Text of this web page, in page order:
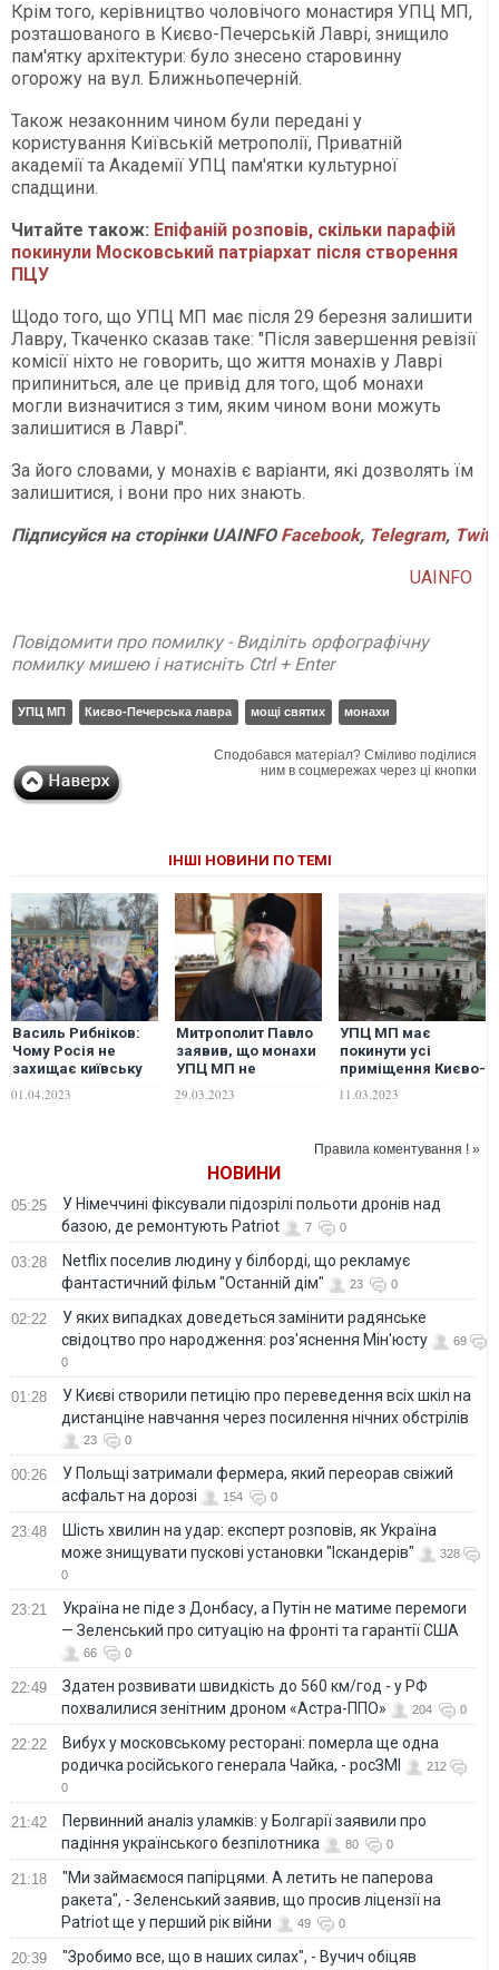
Крім того, керівництво чоловічого монастиря УПЦ МП,
розташованого в Києво-Печерській Лаврі, знищило
пам'ятку архітектури: було знесено старовинну
огорожу на вул. Ближньопечерній.
Також незаконним чином були передані у
користування Київській метрополії, Приватній
академії та Академії УПЦ пам'ятки культурної
спадщини.
Читайте також: Епіфаній розповів, скільки парафій
покинули Московський патріархат після створення
ПЦУ
Щодо того, що УПЦ МП має після 29 березня залишити
Лавру, Ткаченко сказав таке: "Після завершення ревізії
комісії ніхто не говорить, що життя монахів у Лаврі
припиниться, але це привід для того, щоб монахи
могли визначитися з тим, яким чином вони можуть
залишитися в Лаврі".
За його словами, у монахів є варіанти, які дозволять їм
залишитися, і вони про них знають.
Підписуйся на сторінки UAINFO Facebook, Telegram,
UAINFO
Повідомити про помилку - Виділіть орфографічну
помилку мишею і натисніть Ctrl + Enter
УПЦ МП Києво-Печерська лавра мощі святих монахи
Сподобався матеріал? Сміливо поділися
ним в соцмережах через ці кнопки
ІНШІ НОВИНИ ПО ТЕМІ
Василь Рибніков:
Чому Росія не
захищає київську
захоплення
01.04.2023
Митрополит Павло
заявив, що монахи
УПЦ МП не
залишати Києво-
29.03.2023
УПЦ МП має
покинути усі
приміщення Києво-
"філія" РПЦ
"збережений
11.03.2023
Правила коментування ! »
НОВИНИ
05:25
У Німеччині фіксували підозрілі польоти дронів над
базою, де ремонтують Patriot
7 0
03:28
Netflix поселив людину у білборді, що рекламує
фантастичний фільм "Останній дім"
23 0
02:22
У яких випадках доведеться замінити радянське
свідоцтво про народження: роз'яснення Мін'юсту
69
0
01:28
У Києві створили петицію про переведення всіх шкіл на
дистанціне навчання через посилення нічних обстрілів
23 0
00:26
У Польщі затримали фермера, який переорав свіжий
асфальт на дорозі
154 0
23:48
Шість хвилин на удар: експерт розповів, як Україна
може знищувати пускові установки "Іскандерів"
328
0
23:21
Україна не піде з Донбасу, а Путін не матиме перемоги
— Зеленський про ситуацію на фронті та гарантії США
66 0
22:49
Здатен розвивати швидкість до 560 км/год - у РФ
похвалилися зенітним дроном «Астра-ППО»
204 0
22:22
Вибух у московському ресторані: померла ще одна
родичка російського генерала Чайка, - росЗМІ
212
0
21:42
Первинний аналіз уламків: у Болгарії заявили про
падіння українського безпілотника
80 0
21:18
"Ми займаємося папірцями. А летить не паперова
ракета", - Зеленський заявив, що просив ліцензії на
Patriot ще у перший рік війни
49 0
20:39
"Зробимо все, що в наших силах", - Вучич обіцяв